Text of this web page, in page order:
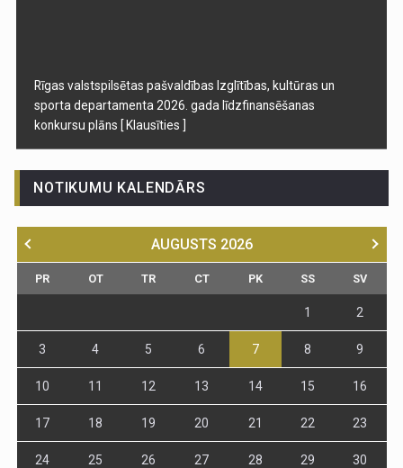
Rīgas valstspilsētas pašvaldības Izglītības, kultūras un
sporta departamenta 2026. gada līdzfinansēšanas
konkursu plāns [ Klausīties ]
NOTIKUMU KALENDĀRS
AUGUSTS 2026
PR OT TR CT PK SS SV
1 2
3 4 5 6 7 8 9
10 11 12 13 14 15 16
17 18 19 20 21 22 23
24 25 26 27 28 29 30